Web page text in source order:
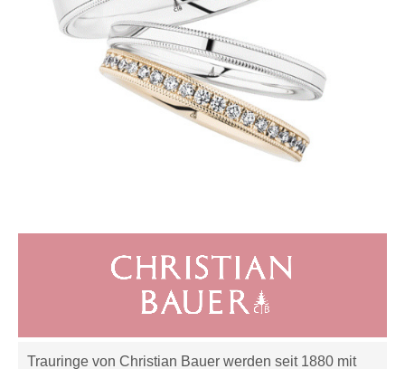
Trauringe von Christian Bauer werden seit 1880 mit